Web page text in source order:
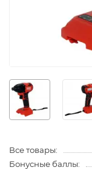
Все товары:
Бонусные баллы: